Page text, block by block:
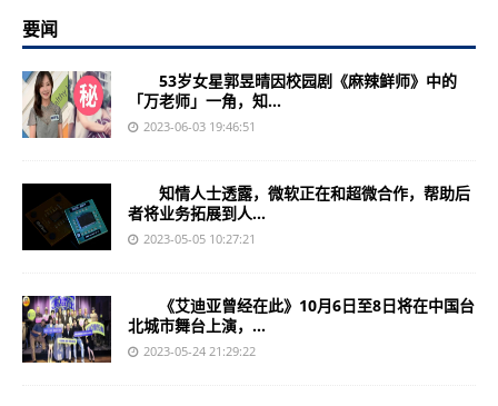
要闻
53岁女星郭昱晴因校园剧《麻辣鲜师》中的
「万老师」一角，知...
2023-06-03 19:46:51
知情人士透露，微软正在和超微合作，帮助后
者将业务拓展到人...
2023-05-05 10:27:21
《艾迪亚曾经在此》10月6日至8日将在中国台
北城市舞台上演，...
2023-05-24 21:29:22